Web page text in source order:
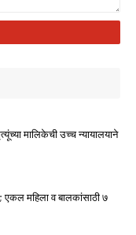
मालिकेची उच्च न्यायालयाने
एकल महिला व बालकांसाठी ७